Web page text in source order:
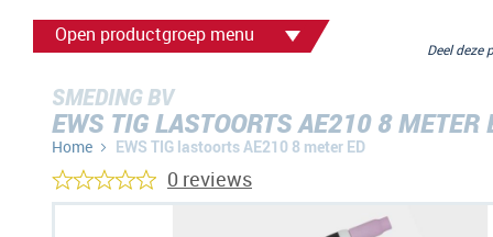
Open productgroep menu
SMEDING BV
EWS TIG LASTOORTS AE210 8 METER
Home EWS TIG lastoorts AE210 8 meter ED
Deel
0 reviews
Ga